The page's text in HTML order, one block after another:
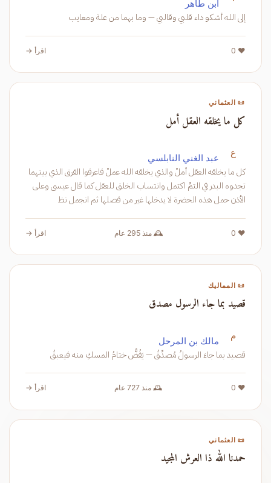
ابن طاهر
إلى الله أشكو داء قلبي وقالبي — وما بهما من علة ومعايب
❤️ 0 اقرأ →
📜 العثماني
كل ما يخلقه العقل أمل
ع عبد الغني النابلسي
كل ما يخلقه العقل أملْ والذي يخلقه الله عملْ فاعرفوا الفرق الذي بينهما
تجدوه البدر في التمِّ اكتمل وانتساب الخلق للعقل كما قال عيسى وعلى
الأذن حمل هذه الحضرة لا يدخلها غير من فصلها ثم انجمل نظ
❤️ 0 🕰️ منذ 295 عام اقرأ →
📜 المماليك
قصيد بما جاء الرسول مصدق
م مالك بن المرحل
قصيد بما جاءَ الرسولُ مُصدِّقُ — يَفُضُّ ختامُ المسكِ منه فيعبقُ
❤️ 0 🕰️ منذ 727 عام اقرأ →
📜 العثماني
حمدنا الله ذا العرش المجيد